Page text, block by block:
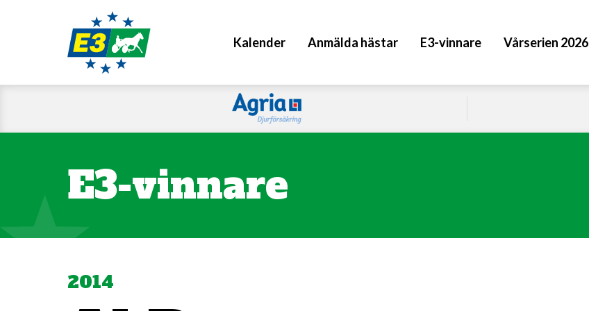
Kalender Anmälda hästar E3-vinnare Vårserien 2026
E3-vinnare
2014